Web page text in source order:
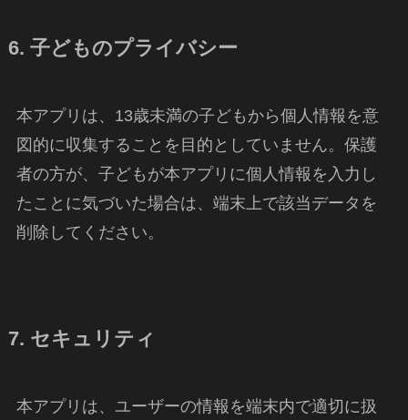
6. 子どものプライバシー
本アプリは、13歳未満の子どもから個人情報を意
図的に収集することを目的としていません。保護
者の方が、子どもが本アプリに個人情報を入力し
たことに気づいた場合は、端末上で該当データを
削除してください。
7. セキュリティ
本アプリは、ユーザーの情報を端末内で適切に扱